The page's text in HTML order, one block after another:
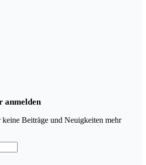
anmelden
Beiträge und Neuigkeiten mehr